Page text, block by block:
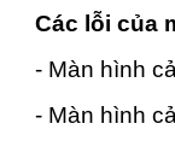
Các lỗi của
- Màn hình
- Màn hình